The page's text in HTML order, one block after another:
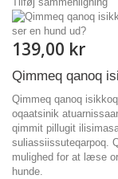
139,00 kr
Qimmeq qanoq
Qimmeq qanoq
oqaatsinik
qimmit pillugit
suliassiissuteqarpoq.
mulighed for at læse
hunde.